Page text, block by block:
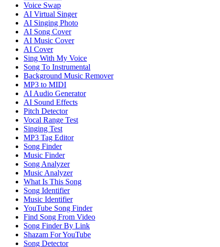
Voice Swap
AI Virtual Singer
AI Singing Photo
AI Song Cover
AI Music Cover
AI Cover
Sing With My Voice
Song To Instrumental
Background Music Remover
MP3 to MIDI
AI Audio Generator
AI Sound Effects
Pitch Detector
Vocal Range Test
Singing Test
MP3 Tag Editor
Song Finder
Music Finder
Song Analyzer
Music Analyzer
What Is This Song
Song Identifier
Music Identifier
YouTube Song Finder
Find Song From Video
Song Finder By Link
Shazam For YouTube
Song Detector